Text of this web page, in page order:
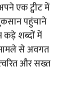
एक ट्वीट में
पहुंचाने
कड़े शब्‍दों में
से अवगत
और सख्‍त